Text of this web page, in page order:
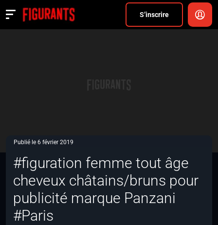
S’inscrire
Actualités
Publié le 6 février 2019
#figuration femme tout âge
cheveux châtains/bruns pour
publicité marque Panzani
#Paris